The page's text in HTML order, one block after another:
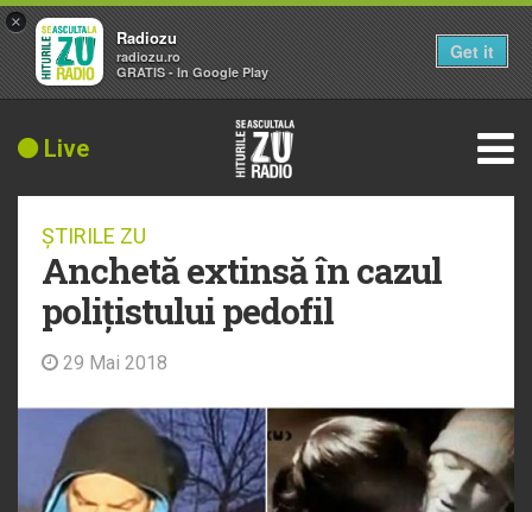
Live
ȘTIRILE ZU
Anchetă extinsă în cazul
polițistului pedofil
29 Mai 2018
×
Radiozu
radiozu.ro
GRATIS - In Google Play
Get it